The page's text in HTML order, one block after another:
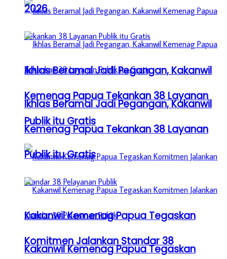
Ikhlas Beramal Jadi Pegangan, Kakanwil
Kemenag Papua Tekankan 38 Layanan
Publik itu Gratis
Kakanwil Kemenag Papua Tegaskan
Komitmen Jalankan Standar 38
2026
Ikhlas Beramal Jadi Pegangan, Kakanwil
Kemenag Papua Tekankan 38 Layanan
Publik itu Gratis
Kakanwil Kemenag Papua Tegaskan